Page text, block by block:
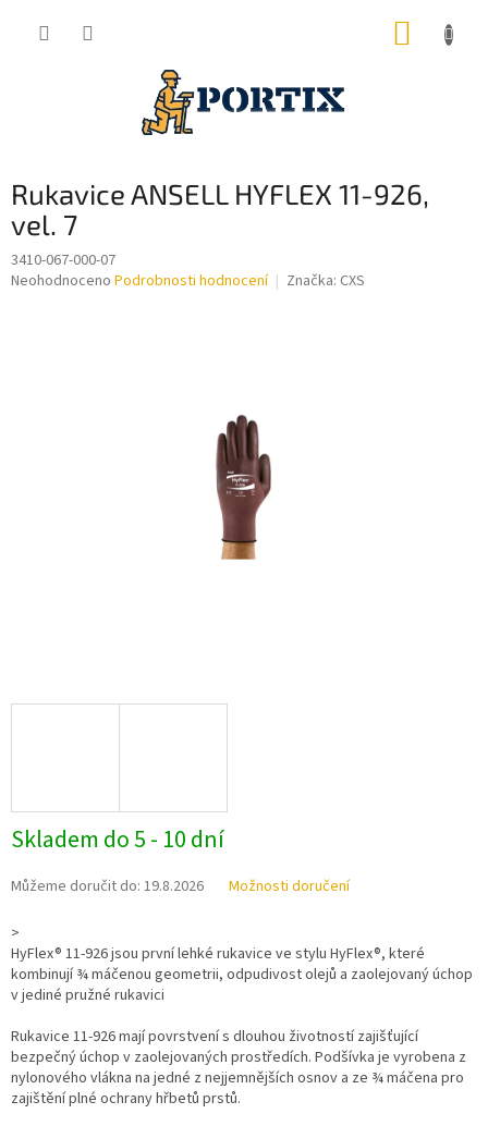
Rukavice ANSELL HYFLEX 11-926,
vel. 7
3410-067-000-07
Průměrné
Neohodnoceno Podrobnosti hodnocení Značka: CXS
Skladem do 5 - 10 dní
Můžeme doručit do: 19.8.2026 Možnosti doručení
>
HyFlex® 11-926 jsou první lehké rukavice ve stylu HyFlex®, které
kombinují ¾ máčenou geometrii, odpudivost olejů a zaolejovaný úchop
v jediné pružné rukavici
Rukavice 11-926 mají povrstvení s dlouhou životností zajišťující
bezpečný úchop v zaolejovaných prostředích. Podšívka je vyrobena z
nylonového vlákna na jedné z nejjemnějších osnov a ze ¾ máčena pro
zajištění plné ochrany hřbetů prstů.